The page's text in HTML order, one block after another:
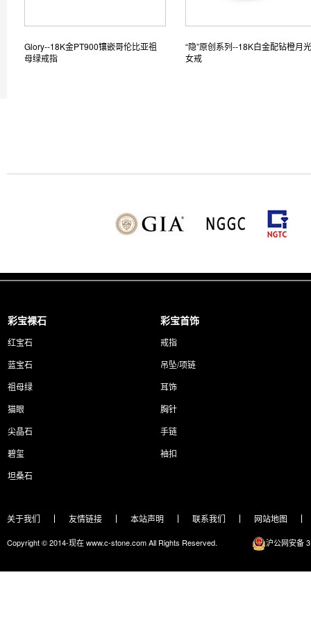
Glory--18K金PT900镶嵌哥伦比亚祖
母绿戒指
“隐”原创系列--18K白金配钻橙月
女戒
彩宝裸石
红宝石
蓝宝石
祖母绿
猫眼
尖晶石
碧玺
坦桑石
彩宝首饰
戒指
吊坠/项链
耳饰
胸针
手链
袖扣
关于我们 友情链接 本站声明 联系我们 网站地图
Copyright © 2014-现在 www.c-stone.com All Rights Reserved. 沪公网安备